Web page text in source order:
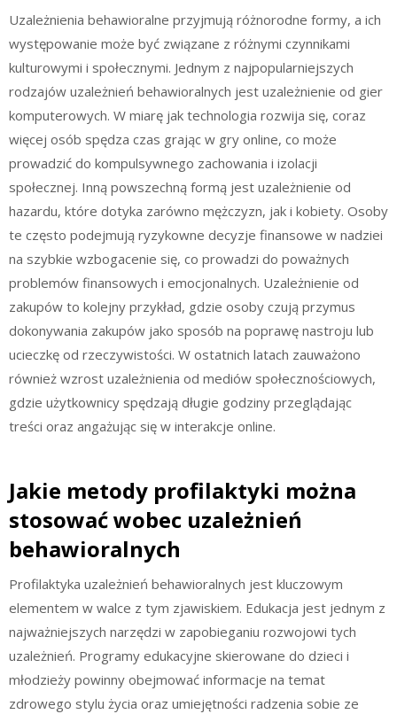
Uzależnienia behawioralne przyjmują różnorodne formy, a ich
występowanie może być związane z różnymi czynnikami
kulturowymi i społecznymi. Jednym z najpopularniejszych
rodzajów uzależnień behawioralnych jest uzależnienie od gier
komputerowych. W miarę jak technologia rozwija się, coraz
więcej osób spędza czas grając w gry online, co może
prowadzić do kompulsywnego zachowania i izolacji
społecznej. Inną powszechną formą jest uzależnienie od
hazardu, które dotyka zarówno mężczyzn, jak i kobiety. Osoby
te często podejmują ryzykowne decyzje finansowe w nadziei
na szybkie wzbogacenie się, co prowadzi do poważnych
problemów finansowych i emocjonalnych. Uzależnienie od
zakupów to kolejny przykład, gdzie osoby czują przymus
dokonywania zakupów jako sposób na poprawę nastroju lub
ucieczkę od rzeczywistości. W ostatnich latach zauważono
również wzrost uzależnienia od mediów społecznościowych,
gdzie użytkownicy spędzają długie godziny przeglądając
treści oraz angażując się w interakcje online.
Jakie metody profilaktyki można
stosować wobec uzależnień
behawioralnych
Profilaktyka uzależnień behawioralnych jest kluczowym
elementem w walce z tym zjawiskiem. Edukacja jest jednym z
najważniejszych narzędzi w zapobieganiu rozwojowi tych
uzależnień. Programy edukacyjne skierowane do dzieci i
młodzieży powinny obejmować informacje na temat
zdrowego stylu życia oraz umiejętności radzenia sobie ze